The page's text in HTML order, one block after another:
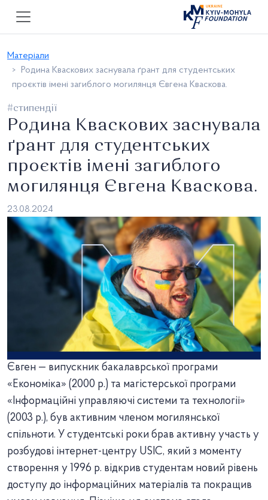
Матеріали
Родина Кваскових заснувала ґрант для студентських
проєктів імені загиблого могилянця Євгена Кваскова.
#стипендії
Родина Кваскових заснувала
ґрант для студентських
проєктів імені загиблого
могилянця Євгена Кваскова.
23.08.2024
Євген — випускник бакалаврської програми
«Економіка» (2000 р.) та магістерської програми
«Інформаційні управляючі системи та технології»
(2003 р.), був активним членом могилянської
спільноти. У студентські роки брав активну участь у
розбудові інтернет-центру USIC, який з моменту
створення у 1996 р. відкрив студентам новий рівень
доступу до інформаційних матеріалів та покращив